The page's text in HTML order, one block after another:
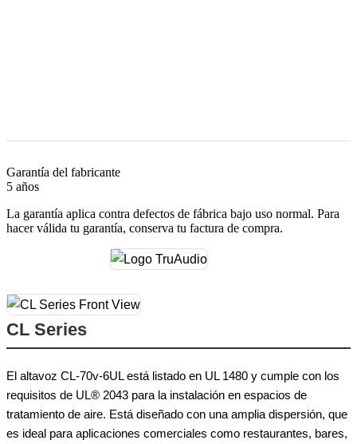
Garantía del fabricante
5 años
La garantía aplica contra defectos de fábrica bajo uso normal. Para
hacer válida tu garantía, conserva tu factura de compra.
CL Series
El altavoz CL-70v-6UL está listado en UL 1480 y cumple con los
requisitos de UL® 2043 para la instalación en espacios de
tratamiento de aire. Está diseñado con una amplia dispersión, que
es ideal para aplicaciones comerciales como restaurantes, bares,